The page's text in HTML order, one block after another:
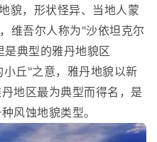
貌，形状怪异、当地人蒙
维吾尔人称为"沙依坦克尔
是典型的雅丹地貌区
丘"之意，雅丹地貌以新
地区最为典型而得名，是
风蚀地貌类型。